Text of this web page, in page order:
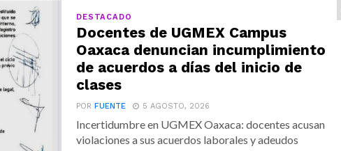
DESTACADO
Docentes de UGMEX Campus
Oaxaca denuncian incumplimiento
de acuerdos a días del inicio de
clases
PORFUENTE 5 AGOSTO, 2026
Incertidumbre en UGMEX Oaxaca: docentes acusan
violaciones a sus acuerdos laborales y adeudos